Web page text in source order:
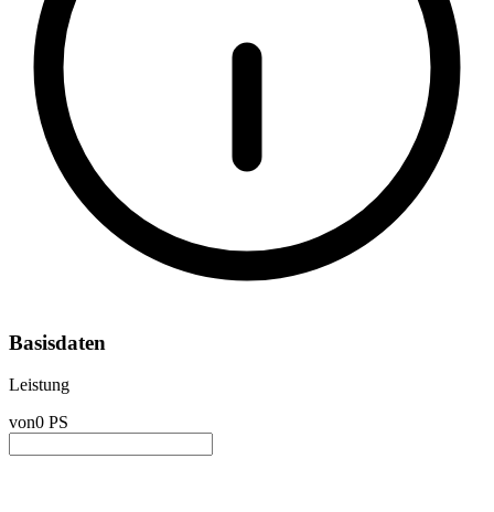
Basisdaten
Leistung
von0 PS